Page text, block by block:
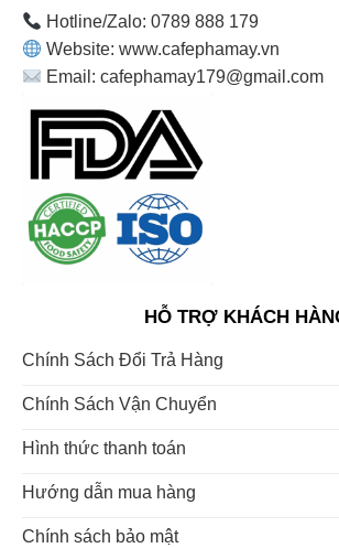
Hotline/Zalo: 0789 888 179
Website: www.cafephamay.vn
Email: cafephamay179@gmail.com
HỖ TRỢ KHÁCH
Chính Sách Đổi Trả Hàng
Chính Sách Vận Chuyển
Hình thức thanh toán
Hướng dẫn mua hàng
Chính sách bảo mật